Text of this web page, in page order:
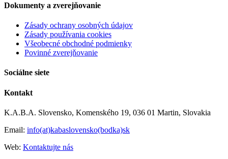
Dokumenty a zverejňovanie
Zásady ochrany osobných údajov
Zásady používania cookies
Všeobecné obchodné podmienky
Povinné zverejňovanie
Sociálne siete
Kontakt
K.A.B.A. Slovensko, Komenského 19, 036 01 Martin, Slovakia
Email: info(at)kabaslovensko(bodka)sk
Web: Kontaktujte nás